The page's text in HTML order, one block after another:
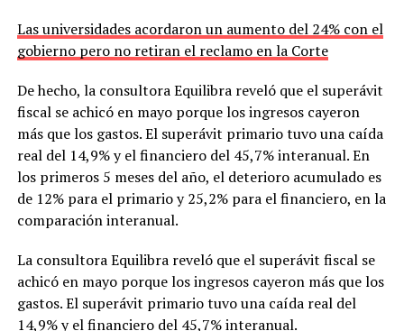
Las universidades acordaron un aumento del 24% con el
gobierno pero no retiran el reclamo en la Corte
De hecho, la consultora Equilibra reveló que el superávit
fiscal se achicó en mayo porque los ingresos cayeron
más que los gastos. El superávit primario tuvo una caída
real del 14,9% y el financiero del 45,7% interanual. En
los primeros 5 meses del año, el deterioro acumulado es
de 12% para el primario y 25,2% para el financiero, en la
comparación interanual.
La consultora Equilibra reveló que el superávit fiscal se
achicó en mayo porque los ingresos cayeron más que los
gastos. El superávit primario tuvo una caída real del
14,9% y el financiero del 45,7% interanual.